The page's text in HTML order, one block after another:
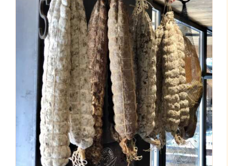
AJOUTER AU PANIER
/
DÉTAILS